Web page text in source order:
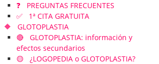
❓ PREGUNTAS FRECUENTES
✅ 1ª CITA GRATUITA
🔶 GLOTOPLASTIA
🔴 GLOTOPLASTIA: información y
efectos secundarios
🟡 ¿LOGOPEDIA o GLOTOPLASTIA?